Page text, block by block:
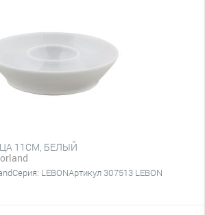
11CM, БЕЛЫЙ
LEBONАртикул 307513 LEBON